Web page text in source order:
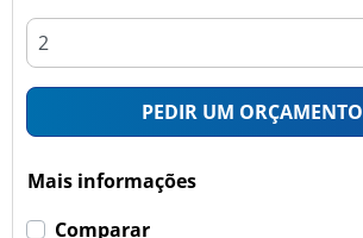
PEDIR UM ORÇAMENTO
Mais informações
Comparar